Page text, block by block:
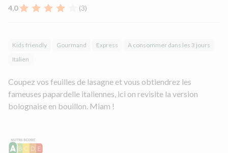
4,0 (3)
Kids friendly Gourmand Express
A consommer dans les 3 jours
Italien
Coupez vos feuilles de lasagne et vous obtiendrez les
fameuses papardelle italiennes, ici on revisite la version
bolognaise en bouillon. Miam !